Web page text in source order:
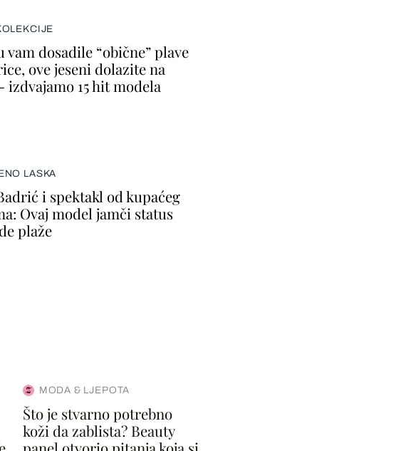
vam dosadile “obične” plave
ove jeseni dolazite na
izdvajamo 15 hit modela
LASKA
i spektakl od kupaćeg
Ovaj model jamči status
plaže
MODA & LJEPOTA
Što je stvarno potrebno
koži da zablista? Beauty